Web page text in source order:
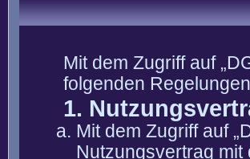
Mit dem Zugriff auf
folgenden
1.
Mit dem Zugriff auf
Nutzungsvertrag mit